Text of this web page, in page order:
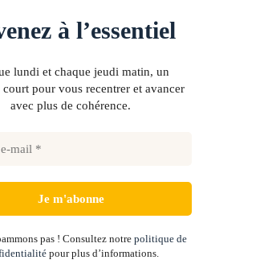
à l’essentiel
lundi et chaque jeudi matin, un
court pour vous recentrer et avancer
avec plus de cohérence.
pas ! Consultez notrepolitique de
pour plus d’informations.